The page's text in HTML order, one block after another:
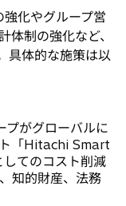
化やグループ営
体制の強化など、
具体的な施策は以
プがグローバルに
「Hitachi Smart
てのコスト削減
知的財産、法務